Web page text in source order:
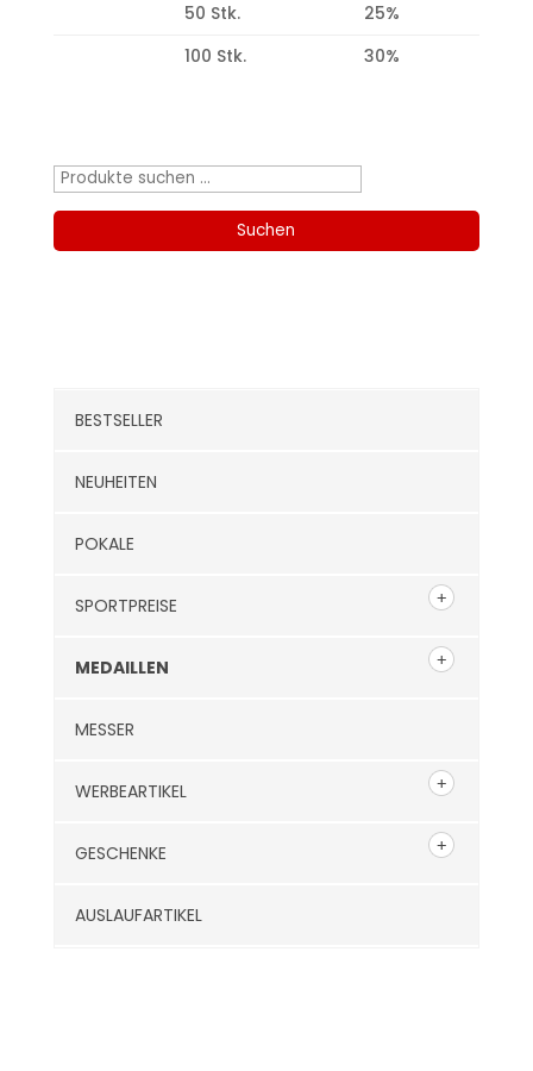
50 Stk.
25%
100 Stk.
30%
Suchen
Suchen
BESTSELLER
NEUHEITEN
POKALE
SPORTPREISE
MEDAILLEN
MESSER
WERBEARTIKEL
GESCHENKE
AUSLAUFARTIKEL